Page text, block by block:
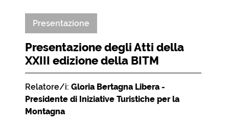
Presentazione
Presentazione degli Atti della
XXIII edizione della BITM
Relatore/i: Gloria Bertagna Libera -
Presidente di Iniziative Turistiche per la
Montagna